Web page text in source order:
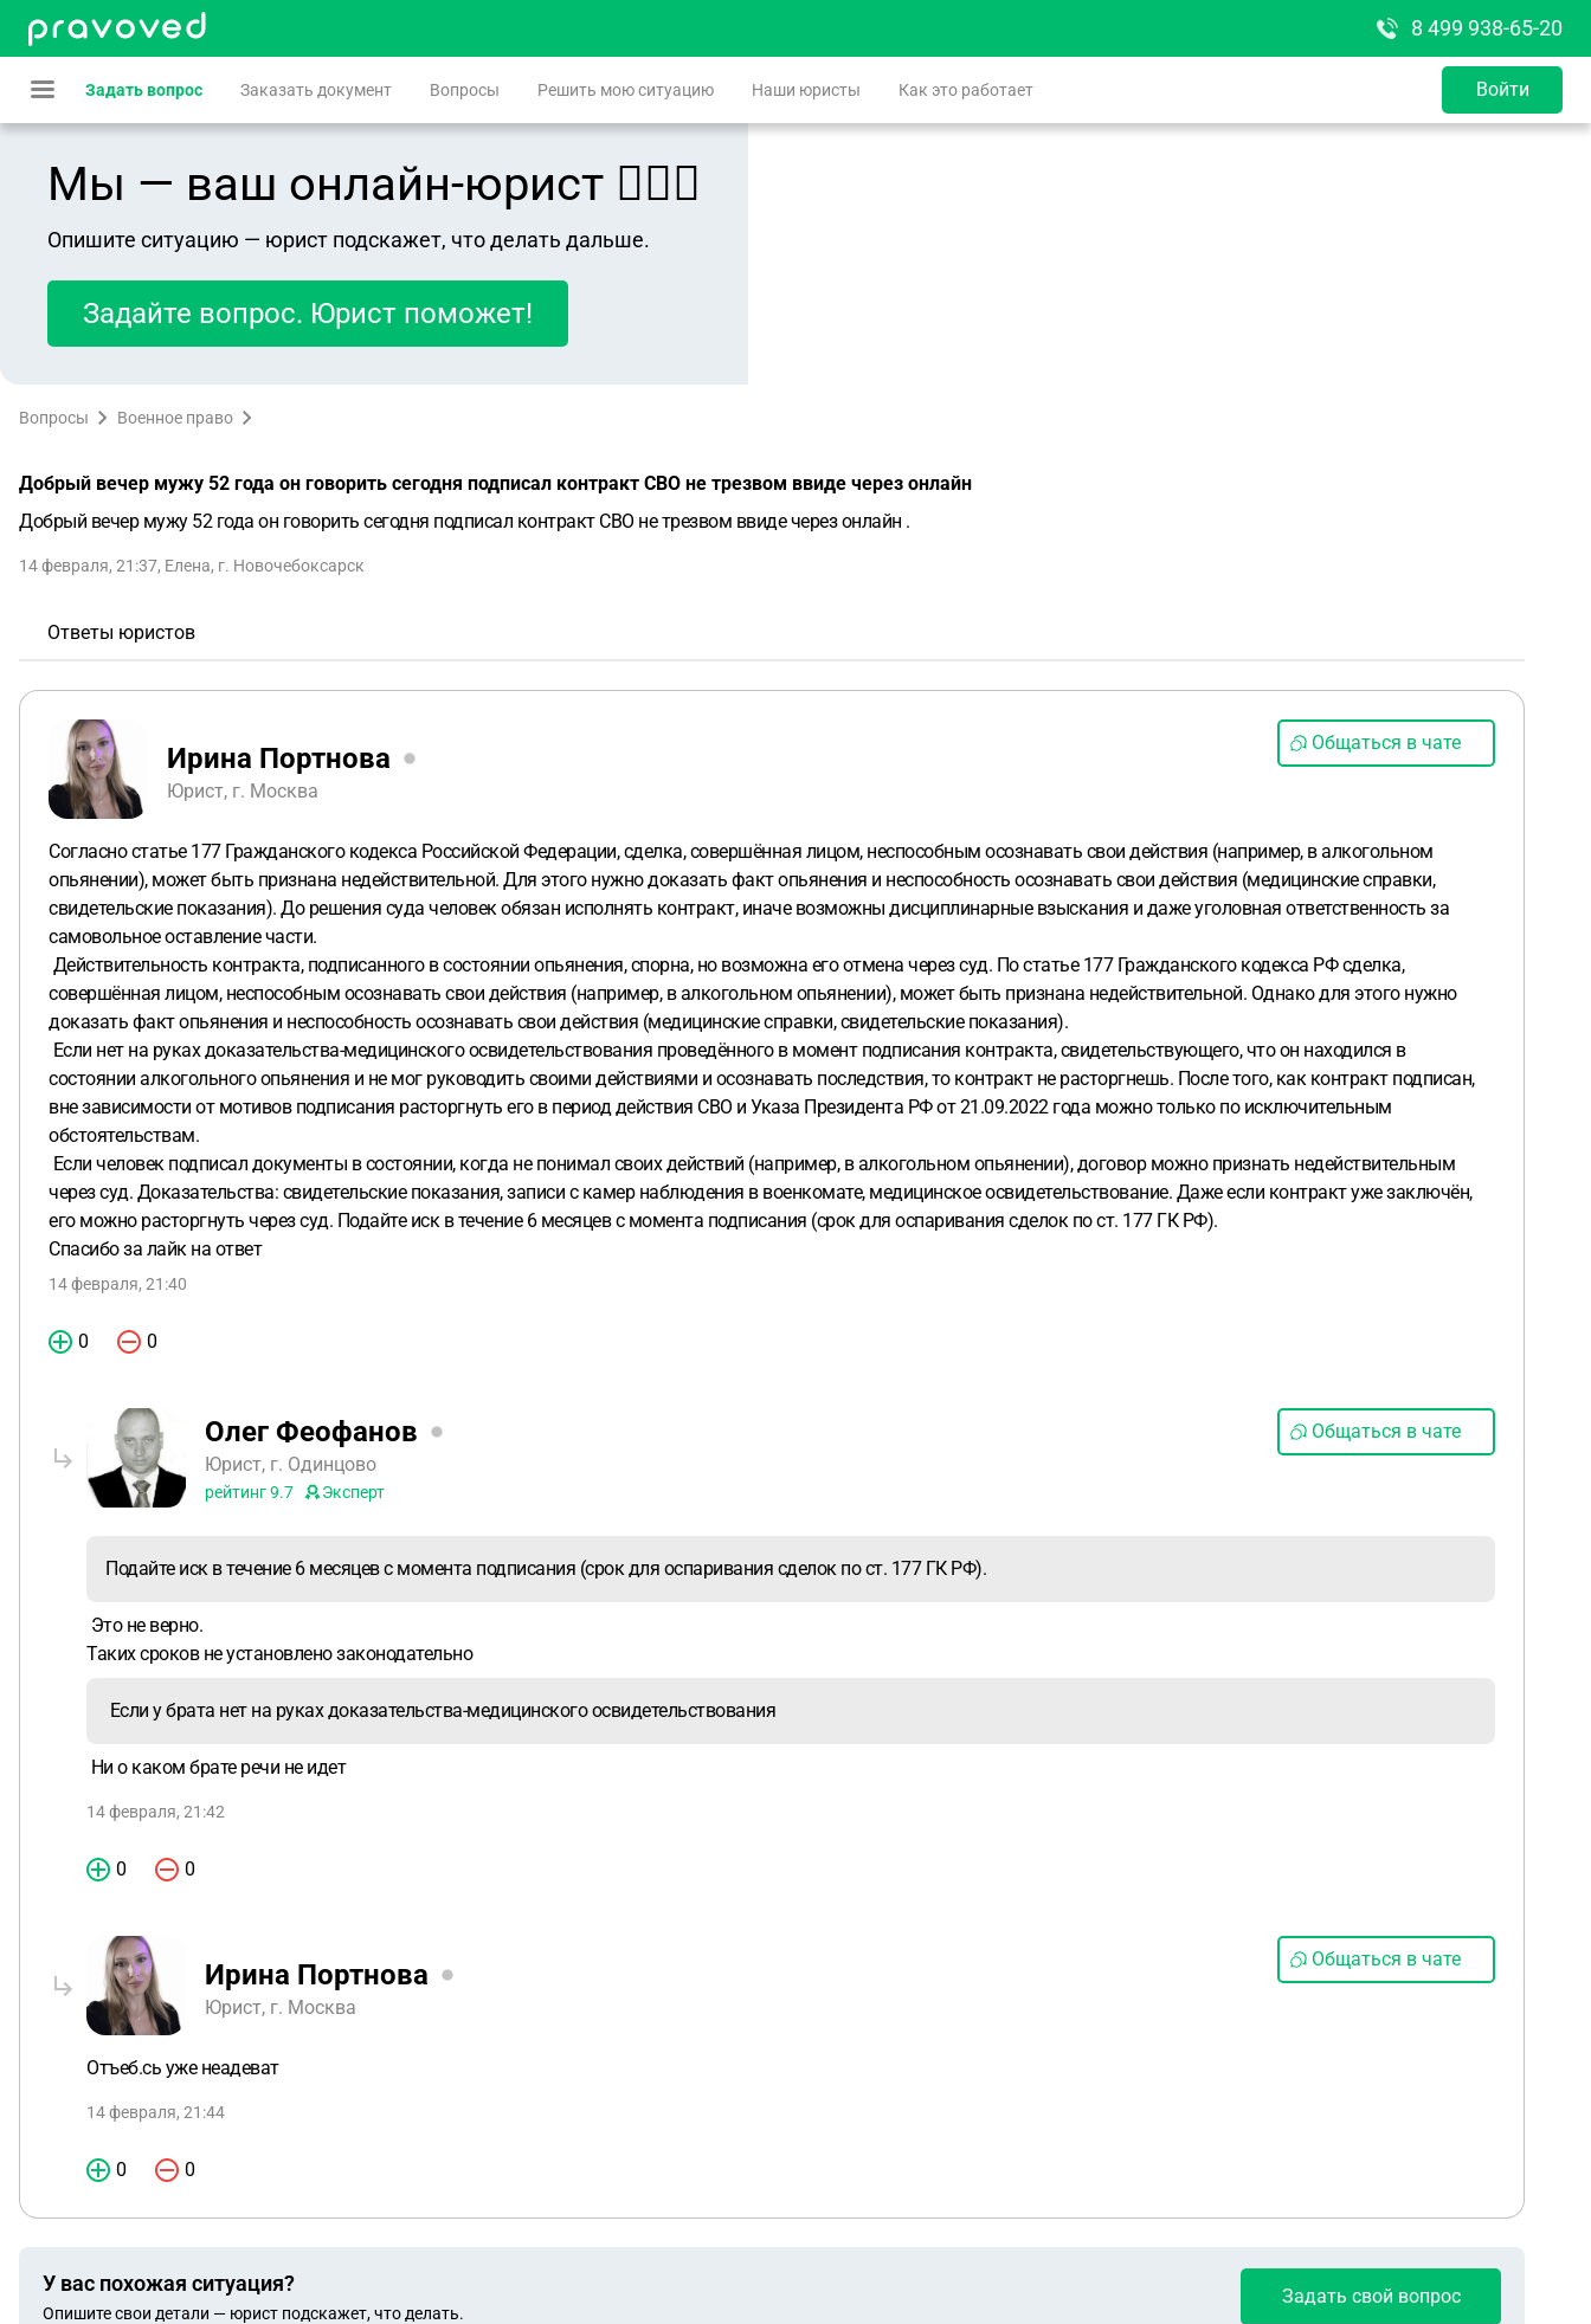
8 499 938-65-20
Задать вопрос Заказать документ Вопросы Решить мою ситуацию Наши юристы Как это работает Войти
Мы — ваш онлайн-юрист 👨🏻‍⚖️
Опишите ситуацию — юрист подскажет, что делать дальше.
Задайте вопрос. Юрист поможет!
Вопросы Военное право
Добрый вечер мужу 52 года он говорить сегодня подписал контракт СВО не трезвом ввиде через онлайн
Добрый вечер мужу 52 года он говорить сегодня подписал контракт СВО не трезвом ввиде через онлайн .
14 февраля, 21:37, Елена, г. Новочебоксарск
Ответы юристов
Ирина Портнова
Юрист, г. Москва
Общаться в чате
Согласно статье 177 Гражданского кодекса Российской Федерации, сделка, совершённая лицом, неспособным осознавать свои действия (например, в алкогольном
опьянении), может быть признана недействительной. Для этого нужно доказать факт опьянения и неспособность осознавать свои действия (медицинские справки,
свидетельские показания). До решения суда человек обязан исполнять контракт, иначе возможны дисциплинарные взыскания и даже уголовная ответственность за
самовольное оставление части.
Действительность контракта, подписанного в состоянии опьянения, спорна, но возможна его отмена через суд. По статье 177 Гражданского кодекса РФ сделка,
совершённая лицом, неспособным осознавать свои действия (например, в алкогольном опьянении), может быть признана недействительной. Однако для этого нужно
доказать факт опьянения и неспособность осознавать свои действия (медицинские справки, свидетельские показания).
Если нет на руках доказательства-медицинского освидетельствования проведённого в момент подписания контракта, свидетельствующего, что он находился в
состоянии алкогольного опьянения и не мог руководить своими действиями и осознавать последствия, то контракт не расторгнешь. После того, как контракт подписан,
вне зависимости от мотивов подписания расторгнуть его в период действия СВО и Указа Президента РФ от 21.09.2022 года можно только по исключительным
обстоятельствам.
Если человек подписал документы в состоянии, когда не понимал своих действий (например, в алкогольном опьянении), договор можно признать недействительным
через суд. Доказательства: свидетельские показания, записи с камер наблюдения в военкомате, медицинское освидетельствование. Даже если контракт уже заключён,
его можно расторгнуть через суд. Подайте иск в течение 6 месяцев с момента подписания (срок для оспаривания сделок по ст. 177 ГК РФ).
Спасибо за лайк на ответ
14 февраля, 21:40
0 0
Олег Феофанов
Юрист, г. Одинцово
рейтинг9.7 Эксперт
Общаться в чате
Подайте иск в течение 6 месяцев с момента подписания (срок для оспаривания сделок по ст. 177 ГК РФ).
Это не верно.
Таких сроков не установлено законодательно
Если у брата нет на руках доказательства-медицинского освидетельствования
Ни о каком брате речи не идет
14 февраля, 21:42
0 0
Ирина Портнова
Юрист, г. Москва
Общаться в чате
Отъеб.сь уже неадеват
14 февраля, 21:44
0 0
У вас похожая ситуация?
Опишите свои детали — юрист подскажет, что делать.
Задать свой вопрос